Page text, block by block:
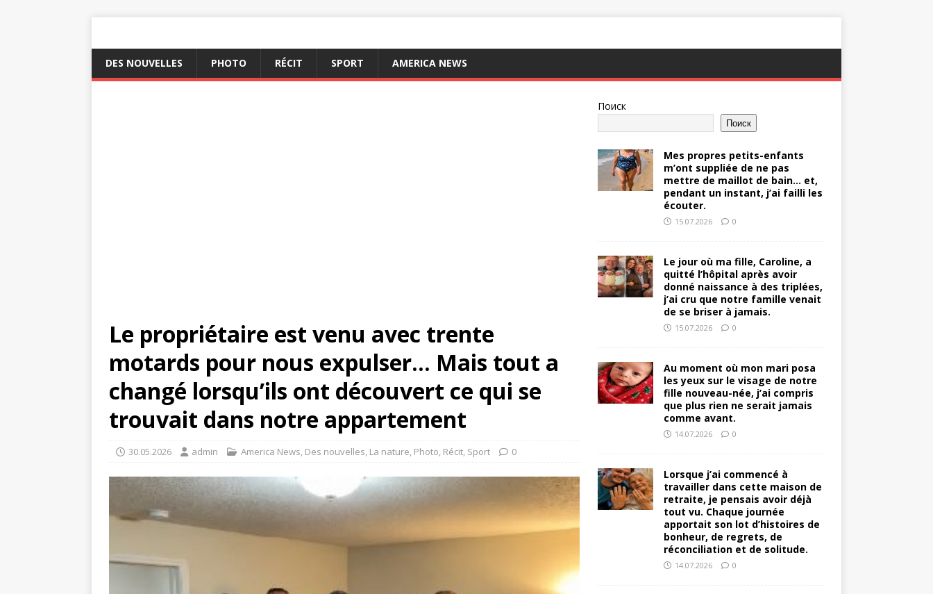
DES NOUVELLES PHOTO RÉCIT SPORT AMERICA NEWS
Le propriétaire est venu avec trente
motards pour nous expulser… Mais tout a
changé lorsqu’ils ont découvert ce qui se
trouvait dans notre appartement
30.05.2026 admin America News, Des nouvelles, La nature, Photo, Récit, Sport 0
Поиск
Поиск
Mes propres petits-enfants
m’ont suppliée de ne pas
mettre de maillot de bain… et,
pendant un instant, j’ai failli les
écouter.
15.07.2026 0
Le jour où ma fille, Caroline, a
quitté l’hôpital après avoir
donné naissance à des triplées,
j’ai cru que notre famille venait
de se briser à jamais.
15.07.2026 0
Au moment où mon mari posa
les yeux sur le visage de notre
fille nouveau-née, j’ai compris
que plus rien ne serait jamais
comme avant.
14.07.2026 0
Lorsque j’ai commencé à
travailler dans cette maison de
retraite, je pensais avoir déjà
tout vu. Chaque journée
apportait son lot d’histoires de
bonheur, de regrets, de
réconciliation et de solitude.
14.07.2026 0